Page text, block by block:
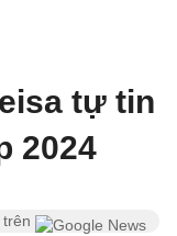
tự tin
2024